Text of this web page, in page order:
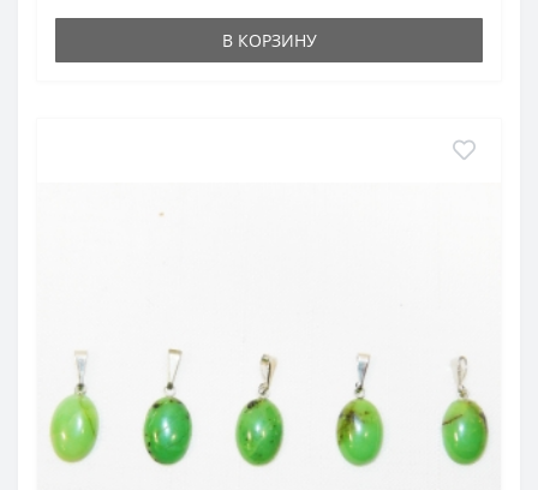
В КОРЗИНУ